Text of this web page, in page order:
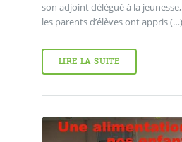
son adjoint délégué à la jeunesse,
les parents d’élèves ont appris (…)
LIRE LA SUITE